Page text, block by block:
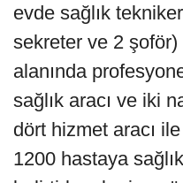
evde sağlık
sekreter ve 2
alanında
sağlık aracı ve iki
dört hizmet aracı
1200 hastaya